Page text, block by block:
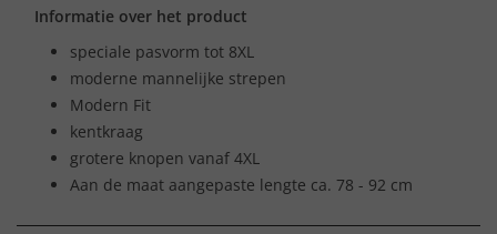
Informatie over het product
speciale pasvorm tot 8XL
moderne mannelijke strepen
Modern Fit
kentkraag
grotere knopen vanaf 4XL
Aan de maat aangepaste lengte ca. 78 - 92 cm